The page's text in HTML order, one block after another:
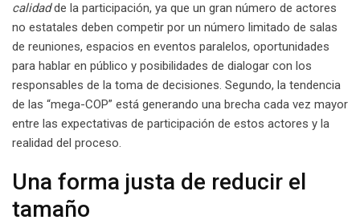
calidadde la participación, ya que un gran número de actores
no estatales deben competir por un número limitado de salas
de reuniones, espacios en eventos paralelos, oportunidades
para hablar en público y posibilidades de dialogar con los
responsables de la toma de decisiones. Segundo, la tendencia
de las “mega-COP” está generando una brecha cada vez mayor
entre las expectativas de participación de estos actores y la
realidad del proceso.
Una forma justa de reducir el
tamaño